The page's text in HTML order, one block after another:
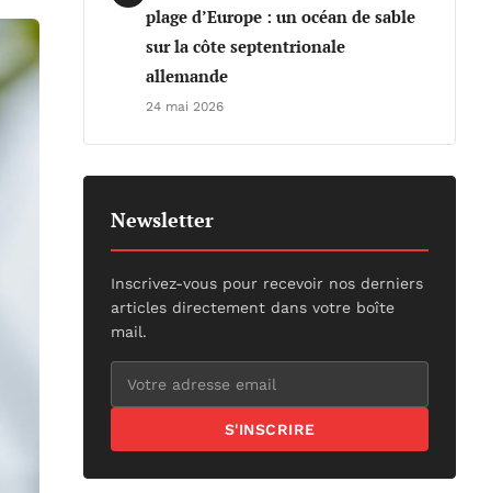
plage d’Europe : un océan de sable
sur la côte septentrionale
allemande
24 mai 2026
Newsletter
Inscrivez-vous pour recevoir nos derniers
articles directement dans votre boîte
mail.
S'INSCRIRE